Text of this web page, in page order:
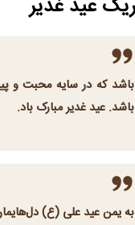
عید غدیر
باشد که در سایه محبت و
باشد. عید غدیر مبارک باد.
به یمن عید علی (ع)